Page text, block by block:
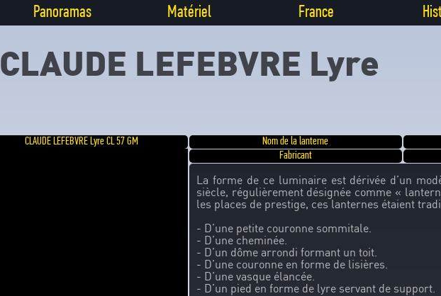
Panoramas Matériel France
CLAUDE LEFEBVRE Lyre
CLAUDE LEFEBVRE Lyre CL 57 GM Nom de la lanterne
Fabricant
La forme de ce luminaire est dérivée d’un
siècle, régulièrement désignée comme «
les places de prestige, ces lanternes étaient
- D’une petite couronne sommitale.
- D’une cheminée.
- D’un dôme arrondi formant un toit.
- D’une couronne en forme de lisières.
- D’une vasque élancée.
- D’un pied en forme de lyre servant de support.